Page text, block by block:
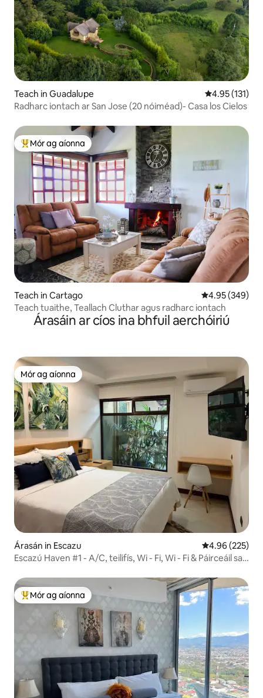
Teach in Guadalupe Meánrátáil
4.95 (131)
Radharc iontach ar San Jose (20 nóiméad)- Casa los Cielos
An-mhór ag aíonna
Mór ag aíonna
Teach in Cartago Meánrátáil
4.95 (349)
Teach tuaithe, Teallach Cluthar agus radharc iontach
Árasáin ar cíos ina bhfuil aerchóiriú
Mór ag aíonna
Mór ag aíonna
Árasán in Escazu Meánrátáil
4.96 (225)
Escazú Haven #1 - A/C, teilifís, Wi - Fi, Wi - Fi & Páirceáil san
An-mhór ag aíonna
Mór ag aíonna